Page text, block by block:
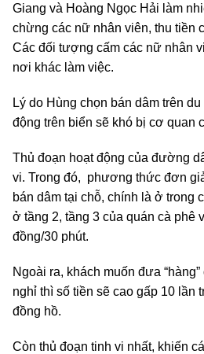
Giang và Hoàng Ngọc Hải làm
chừng các nữ nhân viên, thu tiền
Các đối tượng cấm các nữ nhân
nơi khác làm việc.
Lý do Hùng chọn bán dâm trên
động trên biển sẽ khó bị cơ quan
Thủ đoạn hoạt động của đường
vi. Trong đó, phương thức đơn
bán dâm tại chỗ, chính là ở trong
ở tầng 2, tầng 3 của quán cà phê
đồng/30 phút.
Ngoài ra, khách muốn đưa
nghỉ thì số tiền sẽ cao gấp 10 lần
đồng hồ.
Còn thủ đoạn tinh vi nhất, khiến